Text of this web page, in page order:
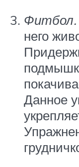
Фитбол.
него
Данное